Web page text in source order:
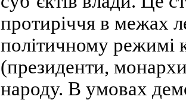
протиріччя в межах
політичному режимі
(президенти,
народу. В умовах